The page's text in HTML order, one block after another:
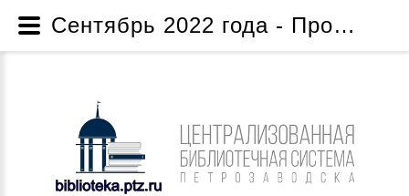
Сентябрь 2022 года - Проект по созданию музейной комнаты «Жизнь и творчество народного писателя Карелии Дмитрия Яковлевича Гусарова» - Проекты и программы - О нас - Муниципальное бюджетное учреждение культуры Петрозаводского городского округа «Централизованная библиотечная система» (МУ «Петрозаводская ЦБС»)